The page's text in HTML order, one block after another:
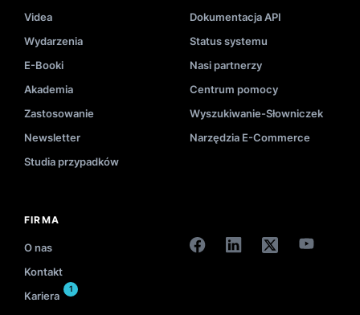
Videa
Dokumentacja API
Wydarzenia
Status systemu
E-Booki
Nasi partnerzy
Akademia
Centrum pomocy
Zastosowanie
Wyszukiwanie-Słowniczek
Newsletter
Narzędzia E-Commerce
Studia przypadków
FIRMA
O nas
Kontakt
Kariera
1